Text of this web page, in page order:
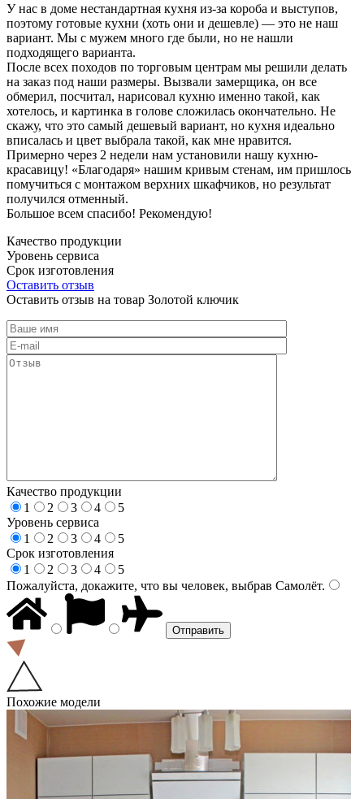
У нас в доме нестандартная кухня из-за короба и выступов,
поэтому готовые кухни (хоть они и дешевле) — это не наш
вариант. Мы с мужем много где были, но не нашли
подходящего варианта.
После всех походов по торговым центрам мы решили делать
на заказ под наши размеры. Вызвали замерщика, он все
обмерил, посчитал, нарисовал кухню именно такой, как
хотелось, и картинка в голове сложилась окончательно. Не
скажу, что это самый дешевый вариант, но кухня идеально
вписалась и цвет выбрала такой, как мне нравится.
Примерно через 2 недели нам установили нашу кухню-
красавицу! «Благодаря» нашим кривым стенам, им пришлось
помучиться с монтажом верхних шкафчиков, но результат
получился отменный.
Большое всем спасибо! Рекомендую!
Качество продукции
Уровень сервиса
Срок изготовления
Оставить отзыв
Оставить отзыв на товар Золотой ключик
Качество продукции
1
2 3 4
5
Уровень сервиса
1
2 3 4
5
Срок изготовления
1
2 3 4
5
Пожалуйста, докажите, что вы человек, выбрав Самолёт.
Похожие модели